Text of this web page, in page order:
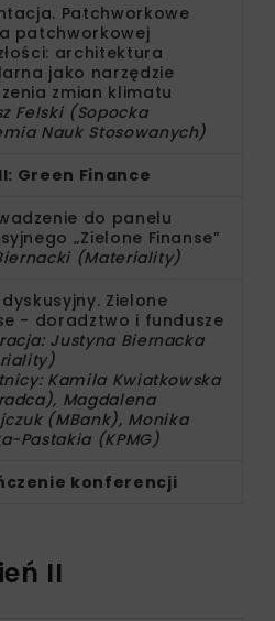
Patchworkowe
patchworkowej
architektura
jako narzędzie
zmian klimatu
Felski (Sopocka
Nauk Stosowanych)
Green Finance
do panelu
„Zielone Finanse”
(Materiality)
Zielone
- doradztwo i fundusze
Justyna Biernacka
Kamila Kwiatkowska
Magdalena
(MBank), Monika
Pastakia (KPMG)
konferencji
II